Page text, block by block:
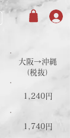
​大阪→沖縄
​（税抜）
1,240円
1,740円